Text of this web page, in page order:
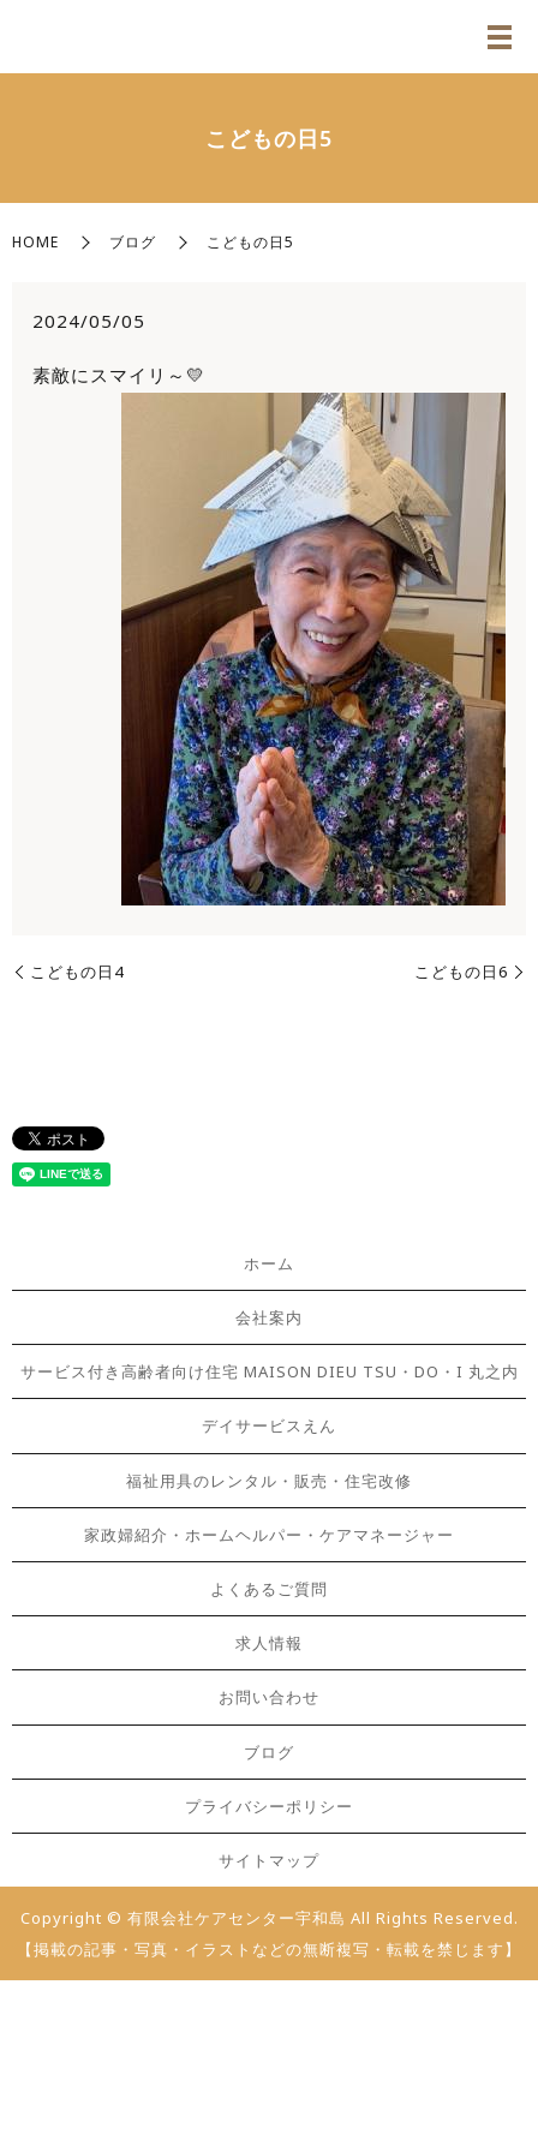
こどもの日5
HOME ブログ こどもの日5
2024/05/05
素敵にスマイリ～💛
こどもの日4 こどもの日6
ホーム
会社案内
サービス付き高齢者向け住宅 MAISON DIEU TSU・DO・I 丸之内
デイサービスえん
福祉用具のレンタル・販売・住宅改修
家政婦紹介・ホームヘルパー・ケアマネージャー
よくあるご質問
求人情報
お問い合わせ
ブログ
プライバシーポリシー
サイトマップ
Copyright © 有限会社ケアセンター宇和島 All Rights Reserved.
【掲載の記事・写真・イラストなどの無断複写・転載を禁じます】